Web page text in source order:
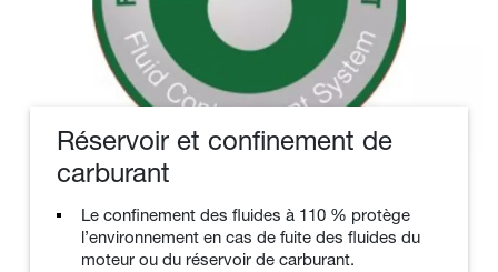
Réservoir et confinement de
carburant
Le confinement des fluides à 110 % protège
l’environnement en cas de fuite des fluides du
moteur ou du réservoir de carburant.